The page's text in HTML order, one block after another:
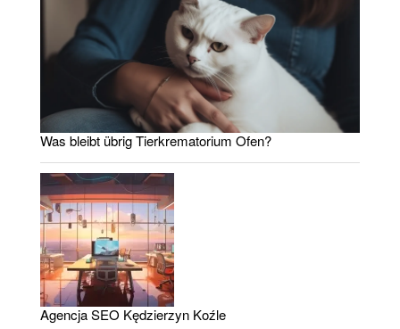
Was bleibt übrig Tierkrematorium Ofen?
Agencja SEO Kędzierzyn Koźle